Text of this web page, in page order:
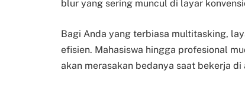
blur yang sering muncul di layar
Bagi Anda yang terbiasa multitasking,
efisien. Mahasiswa hingga profesional
akan merasakan bedanya saat bekerja di